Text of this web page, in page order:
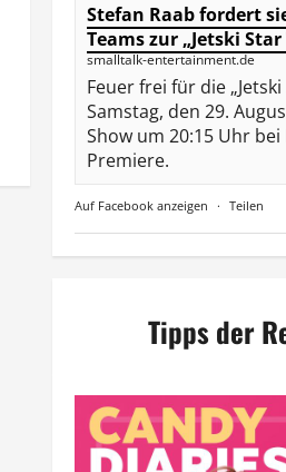
Stefan Raab fordert
Teams zur „Jetski
smalltalk-entertainment.de
Feuer frei für die „Jetski
Samstag, den 29.
Show um 20:15 Uhr bei
Premiere.
Auf Facebook anzeigen · Teilen
Tipps der